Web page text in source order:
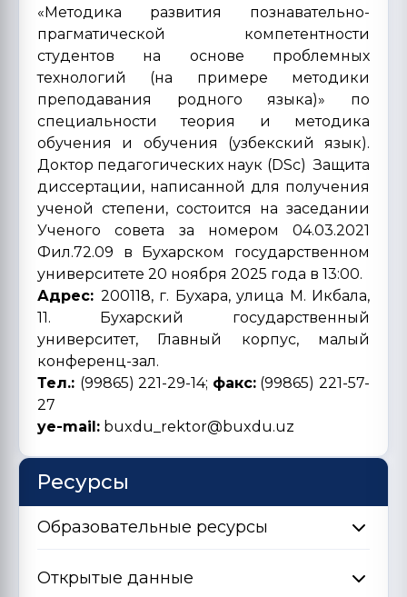
«Методика развития познавательно-
прагматической компетентности
студентов на основе проблемных
технологий (на примере методики
преподавания родного языка)» по
специальности теория и методика
обучения и обучения (узбекский язык).
Доктор педагогических наук (DSc) Защита
диссертации, написанной для получения
ученой степени, состоится на заседании
Ученого совета за номером 04.03.2021
Фил.72.09 в Бухарском государственном
университете 20 ноября 2025 года в 13:00.
Адрес: 200118, г. Бухара, улица М. Икбала,
11. Бухарский государственный
университет, Главный корпус, малый
конференц-зал.
Тел.: (99865) 221-29-14; факс:(99865) 221-57-
27
ye-mail: buxdu_rektor@buxdu.uz
Ресурсы
Образовательные ресурсы
Открытые данные